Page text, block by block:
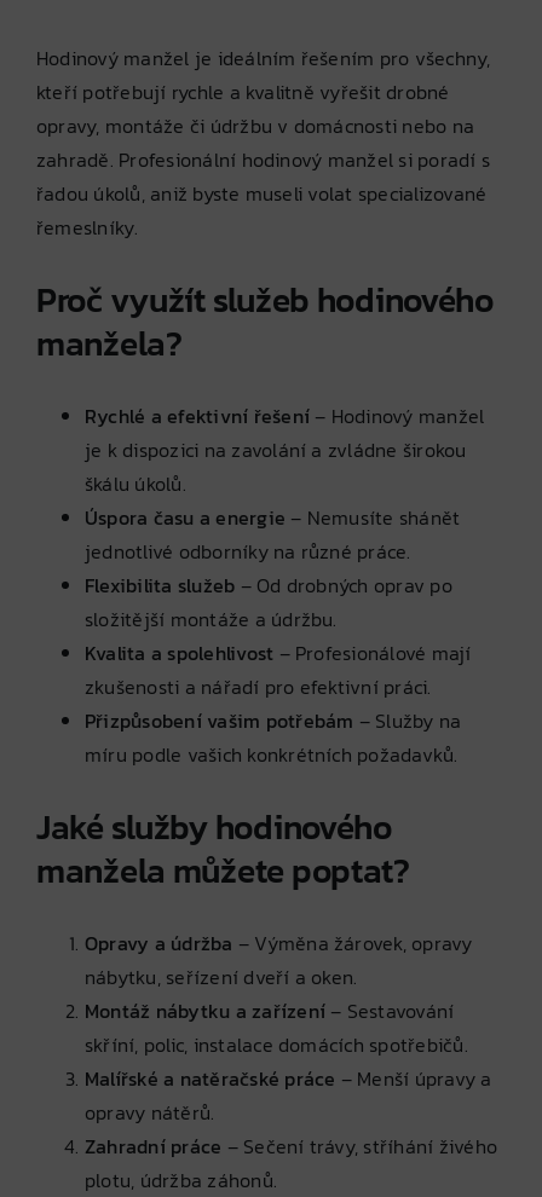
Hodinový manžel je ideálním řešením pro všechny,
kteří potřebují rychle a kvalitně vyřešit drobné
opravy, montáže či údržbu v domácnosti nebo na
zahradě. Profesionální hodinový manžel si poradí s
řadou úkolů, aniž byste museli volat specializované
řemeslníky.
Proč využít služeb hodinového
manžela?
Rychlé a efektivní řešení – Hodinový manžel
je k dispozici na zavolání a zvládne širokou
škálu úkolů.
Úspora času a energie – Nemusíte shánět
jednotlivé odborníky na různé práce.
Flexibilita služeb – Od drobných oprav po
složitější montáže a údržbu.
Kvalita a spolehlivost – Profesionálové mají
zkušenosti a nářadí pro efektivní práci.
Přizpůsobení vašim potřebám – Služby na
míru podle vašich konkrétních požadavků.
Jaké služby hodinového
manžela můžete poptat?
Opravy a údržba – Výměna žárovek, opravy
nábytku, seřízení dveří a oken.
Montáž nábytku a zařízení– Sestavování
skříní, polic, instalace domácích spotřebičů.
Malířské a natěračské práce – Menší úpravy a
opravy nátěrů.
Zahradní práce – Sečení trávy, stříhání živého
plotu, údržba záhonů.